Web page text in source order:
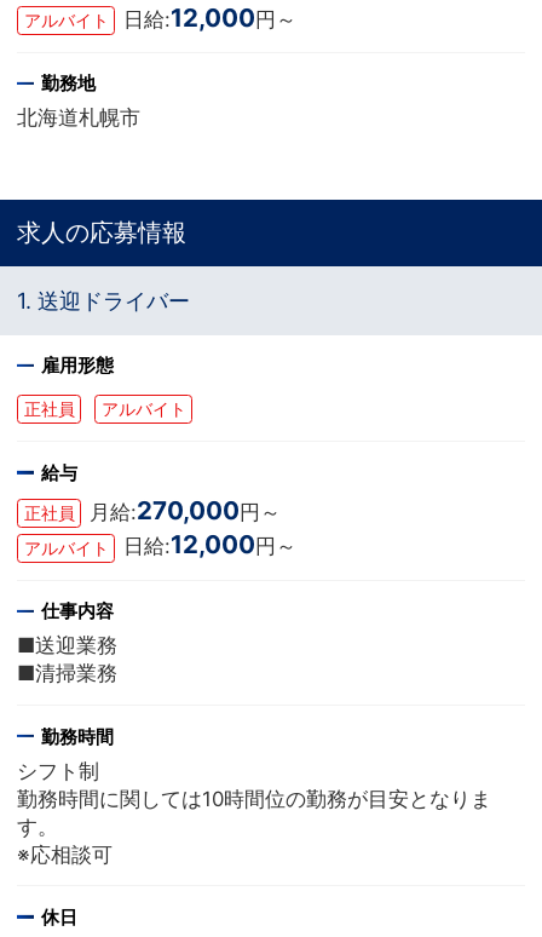
アルバイト 日給:12,000円～
勤務地
北海道札幌市
求人の応募情報
1. 送迎ドライバー
雇用形態
正社員 アルバイト
給与
正社員 月給:270,000円～
アルバイト 日給:12,000 円～
仕事内容
■送迎業務
■清掃業務
勤務時間
シフト制
勤務時間に関しては10時間位の勤務が目安となりま
す。
※応相談可
休日